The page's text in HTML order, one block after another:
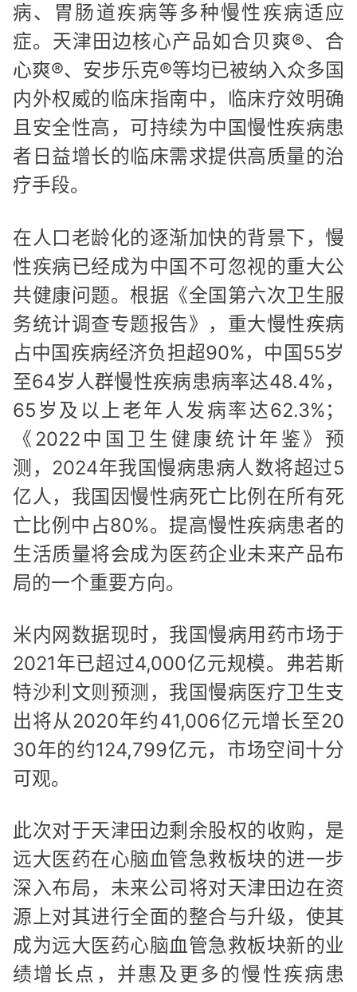
病、胃肠道疾病等多种慢性疾病适应
症。天津田边核心产品如合贝爽®、合
心爽®、安步乐克®等均已被纳入众多国
内外权威的临床指南中，临床疗效明确
且安全性高，可持续为中国慢性疾病患
者日益增长的临床需求提供高质量的治
疗手段。
在人口老龄化的逐渐加快的背景下，慢
性疾病已经成为中国不可忽视的重大公
共健康问题。根据《全国第六次卫生服
务统计调查专题报告》，重大慢性疾病
占中国疾病经济负担超90%，中国55岁
至64岁人群慢性疾病患病率达48.4%，
65岁及以上老年人发病率达62.3%；
《2022中国卫生健康统计年鉴》预
测，2024年我国慢病患病人数将超过5
亿人，我国因慢性病死亡比例在所有死
亡比例中占80%。提高慢性疾病患者的
生活质量将会成为医药企业未来产品布
局的一个重要方向。
米内网数据现时，我国慢病用药市场于
2021年已超过4,000亿元规模。弗若斯
特沙利文则预测，我国慢病医疗卫生支
出将从2020年约41,006亿元增长至20
30年的约124,799亿元，市场空间十分
可观。
此次对于天津田边剩余股权的收购，是
远大医药在心脑血管急救板块的进一步
深入布局，未来公司将对天津田边在资
源上对其进行全面的整合与升级，使其
成为远大医药心脑血管急救板块新的业
绩增长点，并惠及更多的慢性疾病患